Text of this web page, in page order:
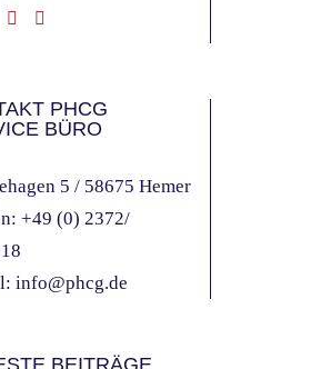
PHCG
BÜRO
5 / 58675 Hemer
+49 (0) 2372/
info@phcg.de
BEITRÄGE